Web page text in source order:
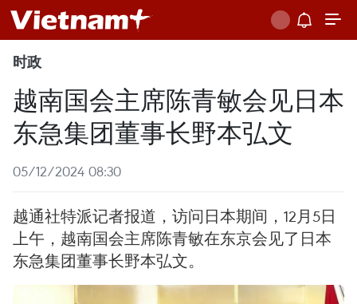
时政
越南国会主席陈青敏会见日本
东急集团董事长野本弘文
05/12/2024 08:30
越通社特派记者报道，访问日本期间，12月5日
上午，越南国会主席陈青敏在东京会见了日本
东急集团董事长野本弘文。